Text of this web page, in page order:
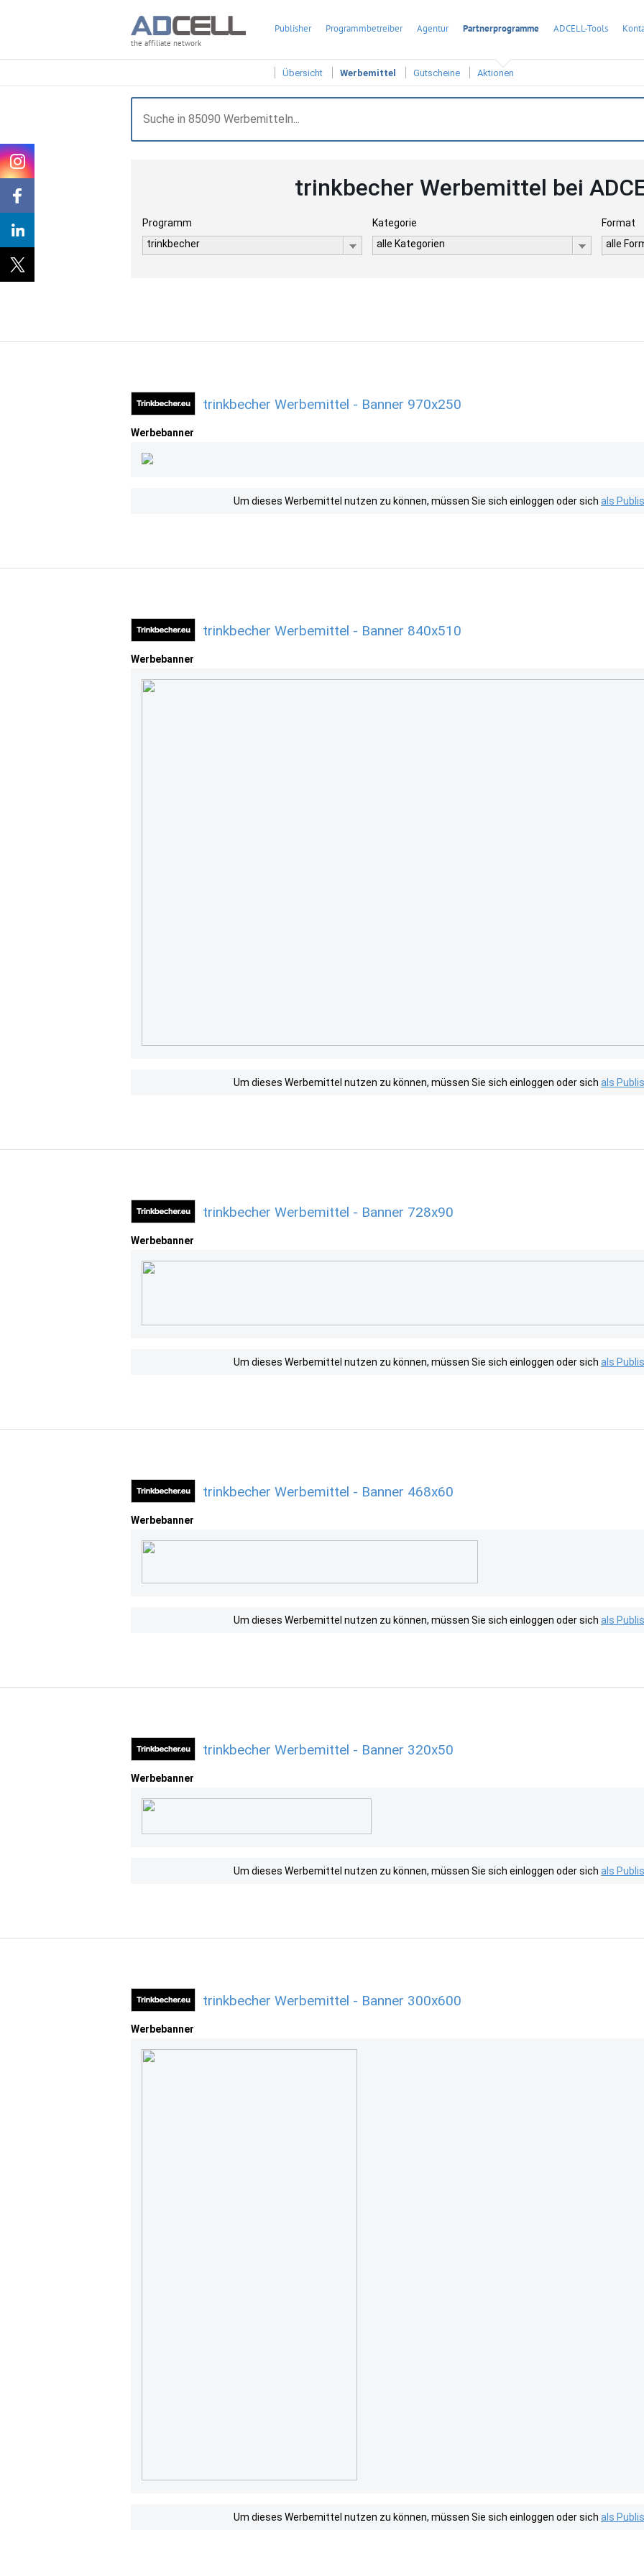
the affiliate network
Publisher Programmbetreiber Agentur Partnerprogramme ADCELL-Tools
Übersicht Werbemittel Gutscheine Aktionen
trinkbecher Werbemittel bei
Programm
trinkbecher
Kategorie
alle Kategorien
Format
alle
trinkbecher Werbemittel - Banner 970x250
Werbebanner
Um dieses Werbemittel nutzen zu können, müssen Sie sich einloggen oder sich als
trinkbecher Werbemittel - Banner 840x510
Werbebanner
Um dieses Werbemittel nutzen zu können, müssen Sie sich einloggen oder sich als
trinkbecher Werbemittel - Banner 728x90
Werbebanner
Um dieses Werbemittel nutzen zu können, müssen Sie sich einloggen oder sich als
trinkbecher Werbemittel - Banner 468x60
Werbebanner
Um dieses Werbemittel nutzen zu können, müssen Sie sich einloggen oder sich als
trinkbecher Werbemittel - Banner 320x50
Werbebanner
Um dieses Werbemittel nutzen zu können, müssen Sie sich einloggen oder sich als
trinkbecher Werbemittel - Banner 300x600
Werbebanner
Um dieses Werbemittel nutzen zu können, müssen Sie sich einloggen oder sich als